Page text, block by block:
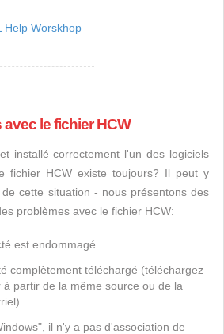
Help Worskhop
le fichier HCW
installé correctement l'un des logiciels
fichier HCW existe toujours? Il peut y
cette situation - nous présentons des
problèmes avec le fichier HCW:
est endommagé
complètement téléchargé (téléchargez
partir de la même source ou de la
il n'y a pas d'association de